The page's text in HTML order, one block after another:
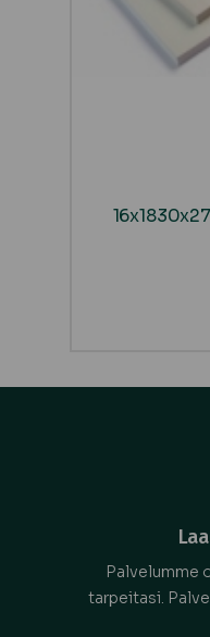
Palvelumme
tarpeitasi.